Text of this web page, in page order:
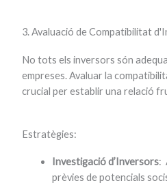
3. Avaluació de Compatibilitat
No tots els inversors són
empreses. Avaluar la
crucial per establir una relació
Estratègies:
Investigació d’Inversors:
prèvies de potencials